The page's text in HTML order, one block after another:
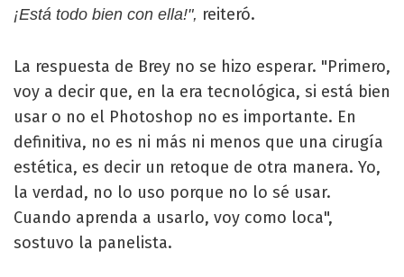
¡Está todo bien con ella!", reiteró.
La respuesta de Brey no se hizo esperar. "Primero,
voy a decir que, en la era tecnológica, si está bien
usar o no el Photoshop no es importante. En
definitiva, no es ni más ni menos que una cirugía
estética, es decir un retoque de otra manera. Yo,
la verdad, no lo uso porque no lo sé usar.
Cuando aprenda a usarlo, voy como loca",
sostuvo la panelista.